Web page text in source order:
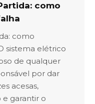
como
como
sistema elétrico
de qualquer
por dar
acesas,
garantir o